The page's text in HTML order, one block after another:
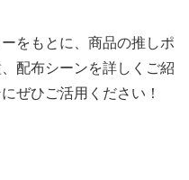
をもとに、商品の推しポ
配布シーンを詳しくご紹
ぜひご活用ください！